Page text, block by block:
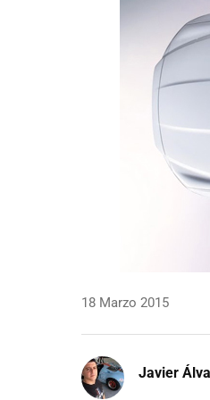
18 Marzo 2015
Javier